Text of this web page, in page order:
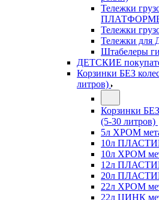
Тележки
Тележки
Тележки
Штабелеры
ДЕТСКИЕ
Корзинки БЕЗ
литров)
Корзинки БЕЗ
(5-30 литров)
5л ХРОМ
10л
10л ХРОМ
12л
20л
22л ХРОМ
22л ЦИНК